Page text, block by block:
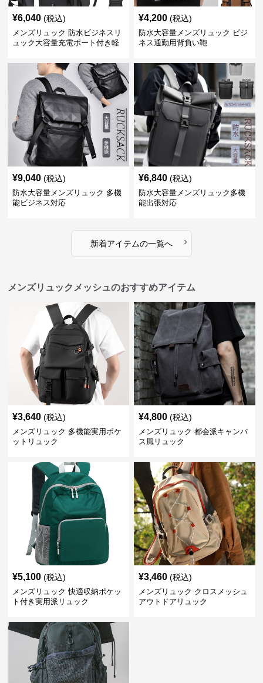
¥6,040 (税込)
メンズリュック 防水ビジネスリ
ュック大容量充電ポート付き軽
¥4,200 (税込)
防水大容量メンズリュック ビジ
ネス通勤用背負い鞄
¥9,040 (税込)
防水大容量メンズリュック 多機
能ビジネス対応
¥6,840 (税込)
防水大容量メンズリュック多機
能出張対応
新着アイテムの一覧へ ›
メンズリュックメッシュのおすすめアイテム
¥3,640 (税込)
メンズリュック 多機能実用ポケ
ットリュック
¥4,800 (税込)
メンズリュック 都会派キャンバ
ス風リュック
¥5,100 (税込)
メンズリュック 快適収納ポケッ
ト付き実用派リュック
¥3,460 (税込)
メンズリュック クロスメッシュ
アウトドアリュック